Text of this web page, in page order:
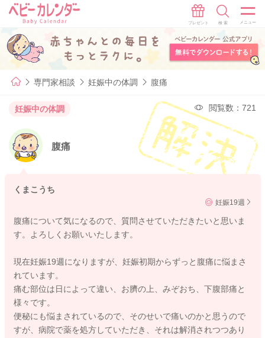
専門家相談 妊娠中の体調 腹痛
妊娠中の体調 閲覧数：721
腹痛
くまこうち
妊娠19週
腹痛について気になるので、質問させていただきたいと思いま
す。よろしくお願いいたします。
現在妊娠19週になりますが、妊娠初期からずっと腹痛に悩まさ
れています。
痛む部位は日によって違い、お臍の上、みぞおち、下腹部痛と
様々です。
便秘にも悩まされているので、そのせいで痛いのかと思うので
すが、病院で薬を処方していただき、それは解消されつつあり